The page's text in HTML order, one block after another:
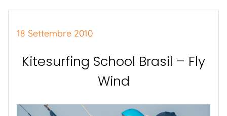
18 Settembre 2010
Kitesurfing School Brasil – Fly
Wind